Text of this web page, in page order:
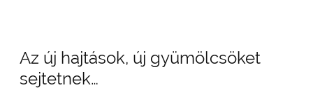
Az új hajtások, új gyümölcsöket
sejtetnek…